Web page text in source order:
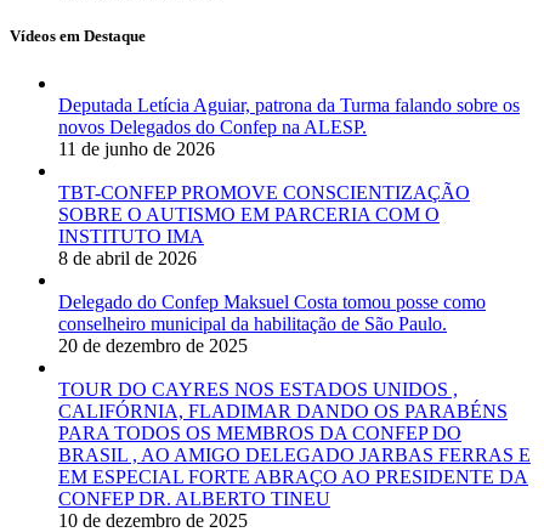
Vídeos em Destaque
Deputada Letícia Aguiar, patrona da Turma falando sobre os
novos Delegados do Confep na ALESP.
11 de junho de 2026
TBT-CONFEP PROMOVE CONSCIENTIZAÇÃO
SOBRE O AUTISMO EM PARCERIA COM O
INSTITUTO IMA
8 de abril de 2026
Delegado do Confep Maksuel Costa tomou posse como
conselheiro municipal da habilitação de São Paulo.
20 de dezembro de 2025
TOUR DO CAYRES NOS ESTADOS UNIDOS ,
CALIFÓRNIA, FLADIMAR DANDO OS PARABÉNS
PARA TODOS OS MEMBROS DA CONFEP DO
BRASIL , AO AMIGO DELEGADO JARBAS FERRAS E
EM ESPECIAL FORTE ABRAÇO AO PRESIDENTE DA
CONFEP DR. ALBERTO TINEU
10 de dezembro de 2025